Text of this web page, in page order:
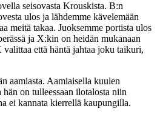
seisovasta Krouskista. B:n
ulos ja lähdemme kävelemään
meitä takaa. Juoksemme portista ulos
ja X:kin on heidän mukanaan
valittaa että häntä jahtaa joku taikuri,
aamiasta. Aamiaisella kuulen
on tulleessaan ilotalosta niin
ei kannata kierrellä kaupungilla.